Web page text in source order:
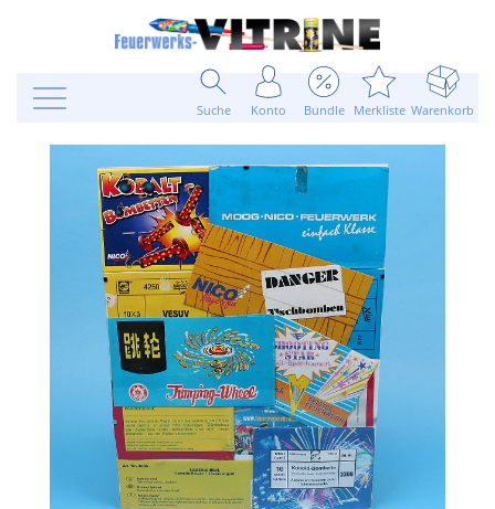
Suche Konto Bundle Merkliste Warenkorb